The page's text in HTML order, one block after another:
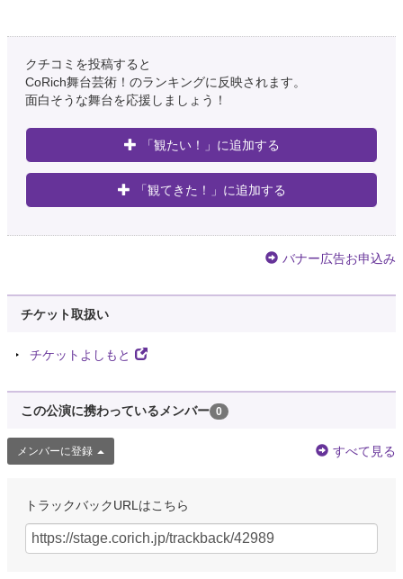
クチコミを投稿すると
CoRich舞台芸術！のランキングに反映されます。
面白そうな舞台を応援しましょう！
「観たい！」に追加する
「観てきた！」に追加する
バナー広告お申込み
チケット取扱い
チケットよしもと
この公演に携わっているメンバー 0
メンバーに登録 すべて見る
トラックバックURLはこちら